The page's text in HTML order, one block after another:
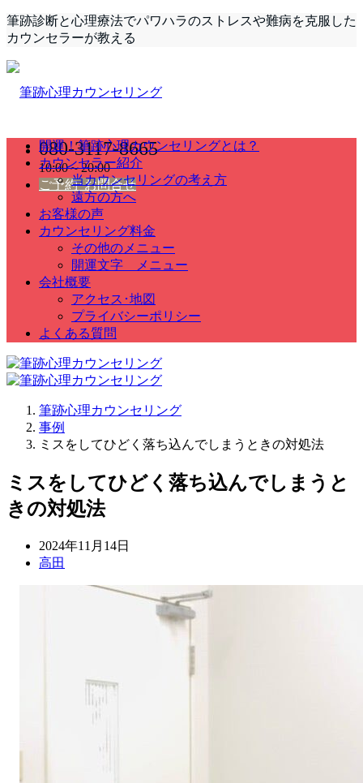
筆跡診断と心理療法でパワハラのストレスや難病を克服した
カウンセラーが教える
080-3117-8665
10:00～20:00
ご予約･お問合せ
開運！筆跡心理カウンセリングとは？
カウンセラー紹介
当カウンセリングの考え方
遠方の方へ
お客様の声
カウンセリング料金
その他のメニュー
開運文字 メニュー
会社概要
アクセス･地図
プライバシーポリシー
よくある質問
筆跡心理カウンセリング
事例
ミスをしてひどく落ち込んでしまうときの対処法
ミスをしてひどく落ち込んでしまうと
きの対処法
2024年11月14日
高田